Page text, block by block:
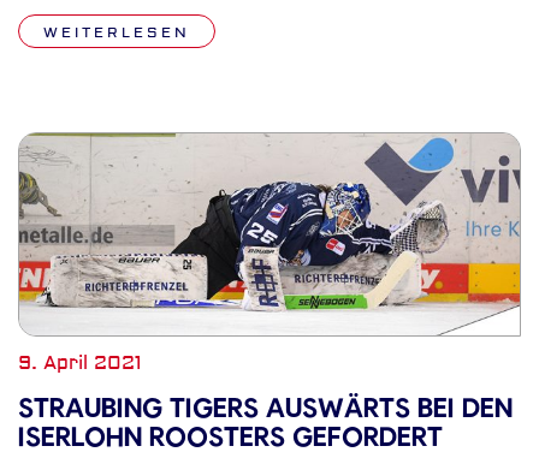
Kasten zum ersten Mal geschlagen: Kael Mouillierat vollendete
eine sehenswerte Kombination über Marcel […]
WEITERLESEN
9. April 2021
STRAUBING TIGERS AUSWÄRTS BEI DEN
ISERLOHN ROOSTERS GEFORDERT